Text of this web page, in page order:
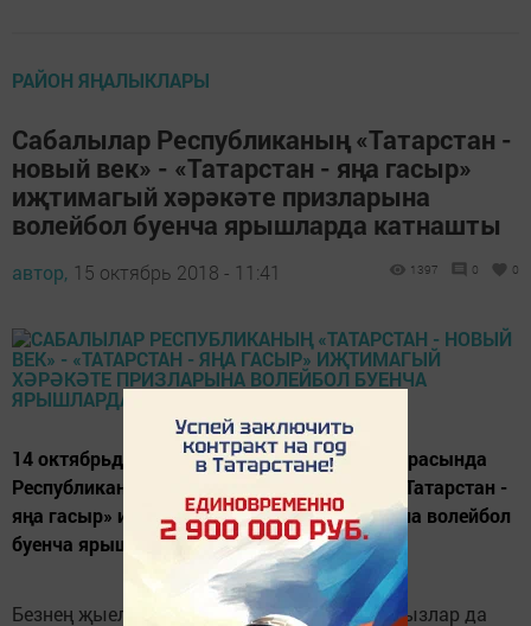
РАЙОН ЯҢАЛЫКЛАРЫ
Сабалылар Республиканың «Татарстан -
новый век» - «Татарстан - яңа гасыр»
иҗтимагый хәрәкәте призларына
волейбол буенча ярышларда катнашты
автор, 15 октябрь 2018 - 11:41 1397 0 0
14 октябрьдә ир-атлар һәм хатын-кызлар арасында
Республиканың «Татарстан - новый век» - «Татарстан -
яңа гасыр» иҗтимагый хәрәкәте призларына волейбол
буенча ярышлар узды.
Безнең җыелма команда, ирләр дә, хатын-кызлар да